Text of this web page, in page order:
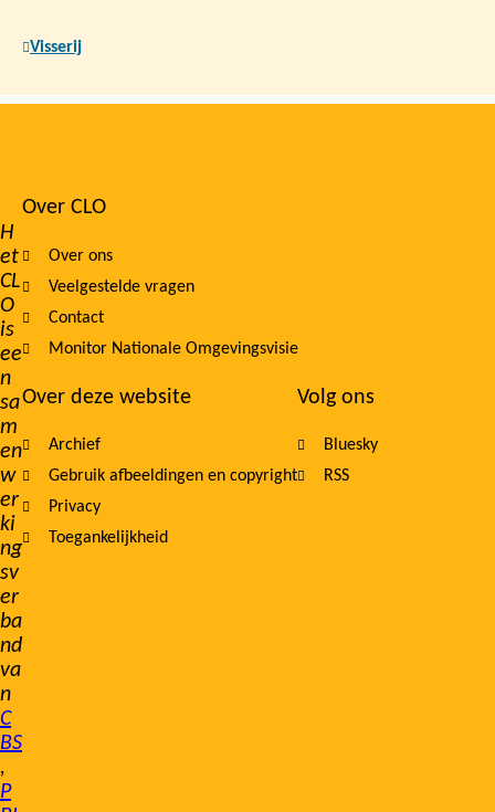
Visserij
H
et
CL
O
is
ee
n
sa
m
en
w
er
ki
ng
sv
er
ba
nd
va
n
C
BS
,
P
Footer
navigation
Over CLO
Over ons
Veelgestelde vragen
Contact
Monitor Nationale Omgevingsvisie
Over deze website
Archief
Gebruik afbeeldingen en copyright
Privacy
Toegankelijkheid
Volg ons
Bluesky
RSS